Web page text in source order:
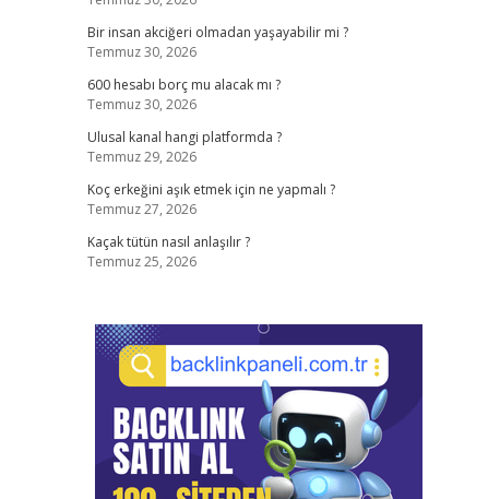
Bir insan akciğeri olmadan yaşayabilir mi ?
Temmuz 30, 2026
600 hesabı borç mu alacak mı ?
Temmuz 30, 2026
Ulusal kanal hangi platformda ?
Temmuz 29, 2026
Koç erkeğini aşık etmek için ne yapmalı ?
Temmuz 27, 2026
Kaçak tütün nasıl anlaşılır ?
Temmuz 25, 2026